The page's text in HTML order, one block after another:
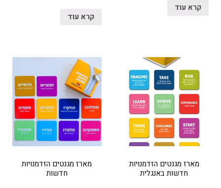
קרא עוד
קרא עוד
מארז מגנטים הזדמנויות
חדשות באנגלית
מארז מגנטים הזדמנויות
חדשות